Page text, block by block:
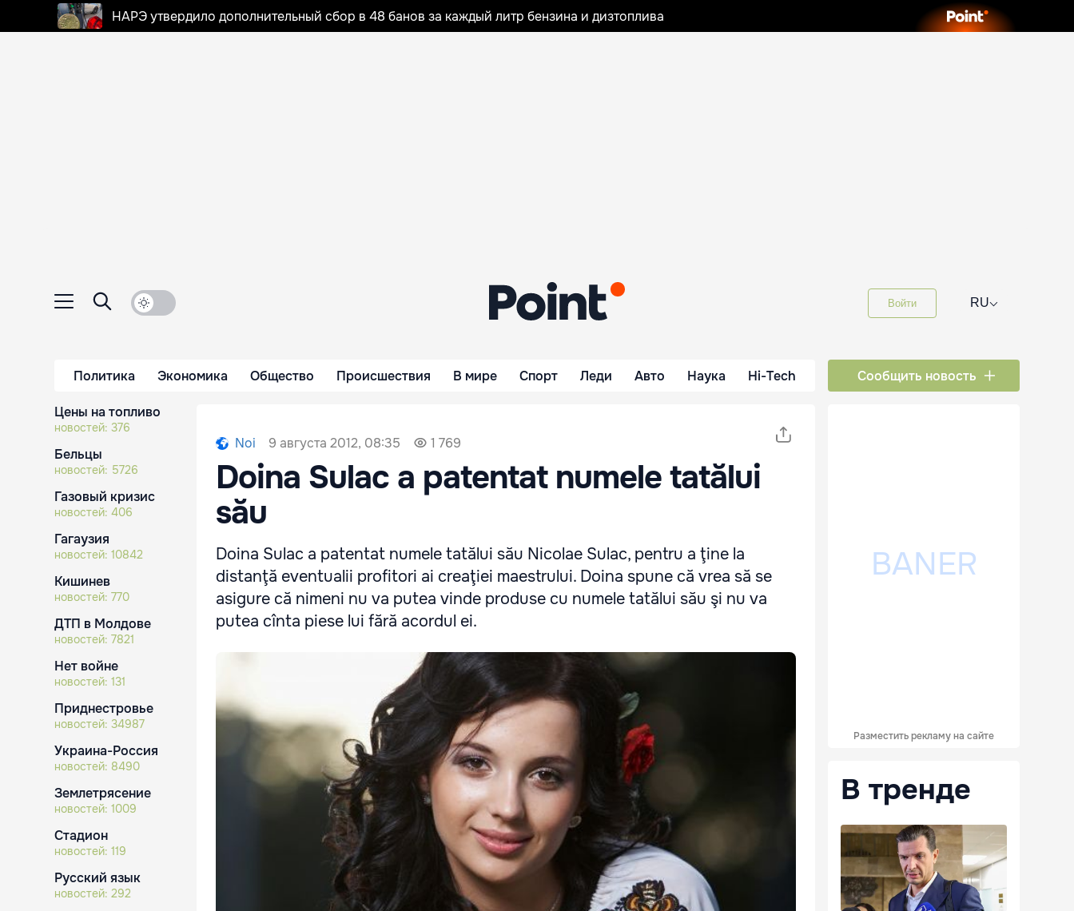
НАРЭ утвердило дополнительный сбор в 48 банов за каждый литр бензина и дизтоплива
Войти RU⌵
Политика Экономика Общество Происшествия В мире Спорт Леди Авто Наука Hi-Tech Сообщить новость
Цены на топливо
новостей: 376
Бельцы
новостей: 5726
Газовый кризис
новостей: 406
Гагаузия
новостей: 10842
Кишинев
новостей: 770
ДТП в Молдове
новостей: 7821
Нет войне
новостей: 131
Приднестровье
новостей: 34987
Украина-Россия
новостей: 8490
Землетрясение
новостей: 1009
Стадион
новостей: 119
Русский язык
новостей: 292
Noi 9 августа 2012, 08:35 1 769
Doina Sulac a patentat numele tatălui
său
Doina Sulac a patentat numele tatălui său Nicolae Sulac, pentru a ţine la
distanţă eventualii profitori ai creaţiei maestrului. Doina spune că vrea să se
asigure că nimeni nu va putea vinde produse cu numele tatălui său şi nu va
putea cînta piese lui fără acordul ei.
Разместить рекламу на сайте
В тренде